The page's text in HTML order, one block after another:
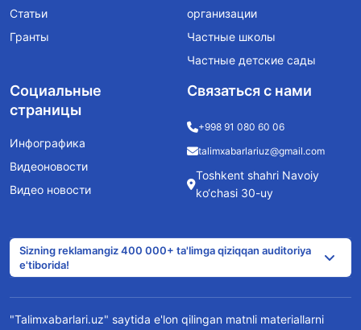
Статьи
Гранты
организации
Частные школы
Частные детские сады
Социальные
страницы
Инфографика
Видеоновости
Видео новости
Связаться с нами
+998 91 080 60 06
talimxabarlariuz@gmail.com
Toshkent shahri Navoiy
ko‘chasi 30-uy
Sizning reklamangiz 400 000+ ta'limga qiziqqan auditoriya
e'tiborida!
"Talimxabarlari.uz" saytida e'lon qilingan matnli materiallarni